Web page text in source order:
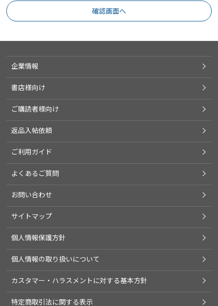
企業情報
書店様向け
ご購読者様向け
返品入帖依頼
ご利用ガイド
よくあるご質問
お問い合わせ
サイトマップ
個人情報保護方針
個人情報の取り扱いについて
カスタマー・ハラスメントに対する基本方針
特定商取引法に関する表示